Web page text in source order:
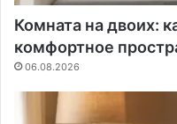
Комната на двоих:
комфортное
06.08.2026